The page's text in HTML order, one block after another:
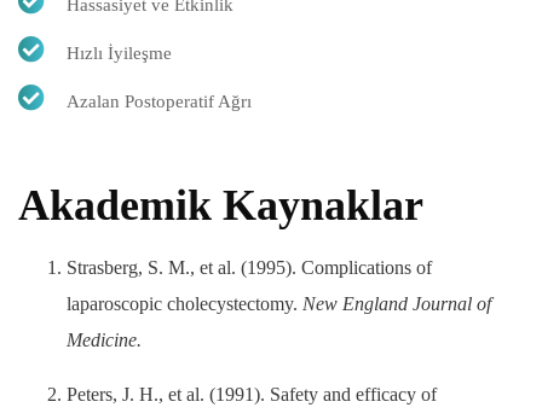
Hassasiyet ve Etkinlik
Hızlı İyileşme
Azalan Postoperatif Ağrı
Akademik Kaynaklar
Strasberg, S. M., et al. (1995). Complications of
laparoscopic cholecystectomy. New England Journal of
Medicine.
Peters, J. H., et al. (1991). Safety and efficacy of